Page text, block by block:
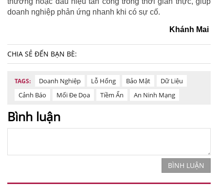
doanh nghiệp phản ứng nhanh khi có sự cố.
Khánh Mai
CHIA SẺ ĐẾN BẠN BÈ:
TAGS: Doanh Nghiệp Lỗ Hổng Bảo Mật
Dữ Liệu
Cảnh Báo
Mối Đe Dọa Tiềm Ẩn An Ninh Mạng
Bình luận
BÌNH LUẬN